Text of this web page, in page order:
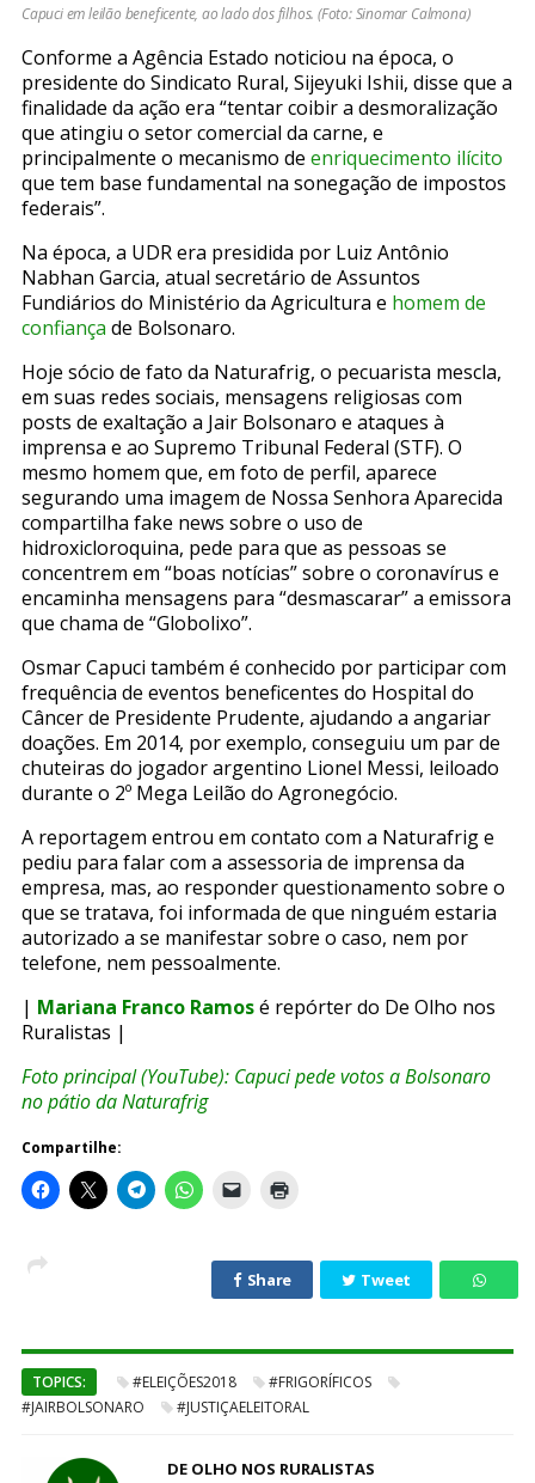
Capuci em leilão beneficente, ao lado dos filhos. (Foto: Sinomar Calmona)
Conforme a Agência Estado noticiou na época, o
presidente do Sindicato Rural, Sijeyuki Ishii, disse que a
finalidade da ação era “tentar coibir a desmoralização
que atingiu o setor comercial da carne, e
principalmente o mecanismo de enriquecimento ilícito
que tem base fundamental na sonegação de impostos
federais”.
Na época, a UDR era presidida por Luiz Antônio
Nabhan Garcia, atual secretário de Assuntos
Fundiários do Ministério da Agricultura e homem de
confiança de Bolsonaro.
Hoje sócio de fato da Naturafrig, o pecuarista mescla,
em suas redes sociais, mensagens religiosas com
posts de exaltação a Jair Bolsonaro e ataques à
imprensa e ao Supremo Tribunal Federal (STF). O
mesmo homem que, em foto de perfil, aparece
segurando uma imagem de Nossa Senhora Aparecida
compartilha fake news sobre o uso de
hidroxicloroquina, pede para que as pessoas se
concentrem em “boas notícias” sobre o coronavírus e
encaminha mensagens para “desmascarar” a emissora
que chama de “Globolixo”.
Osmar Capuci também é conhecido por participar com
frequência de eventos beneficentes do Hospital do
Câncer de Presidente Prudente, ajudando a angariar
doações. Em 2014, por exemplo, conseguiu um par de
chuteiras do jogador argentino Lionel Messi, leiloado
durante o 2º Mega Leilão do Agronegócio.
A reportagem entrou em contato com a Naturafrig e
pediu para falar com a assessoria de imprensa da
empresa, mas, ao responder questionamento sobre o
que se tratava, foi informada de que ninguém estaria
autorizado a se manifestar sobre o caso, nem por
telefone, nem pessoalmente.
| Mariana Franco Ramosé repórter do De Olho nos
Ruralistas |
Foto principal (YouTube): Capuci pede votos a Bolsonaro
no pátio da Naturafrig
Compartilhe:
Share Tweet
TOPICS: #ELEIÇÕES2018
#FRIGORÍFICOS
#JAIRBOLSONARO
#JUSTIÇAELEITORAL
DE OLHO NOS RURALISTAS